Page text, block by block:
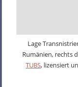
Lage
Rumänien, rechts
TUBS, lizensiert